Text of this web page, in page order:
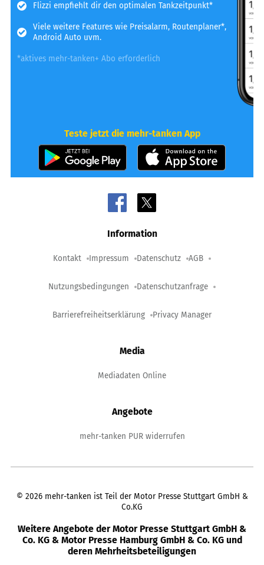
Flizzi empfiehlt dir den optimalen Tankzeitpunkt*
Viele weitere Features wie Preisalarm, Routenplaner*,
Android Auto uvm.
*aktives mehr-tanken+ Abo erforderlich
Teste jetzt die mehr-tanken App
Information
Kontakt Impressum Datenschutz AGB
Nutzungsbedingungen Datenschutzanfrage
Barrierefreiheitserklärung Privacy Manager
Media
Mediadaten Online
Angebote
mehr-tanken PUR widerrufen
© 2026 mehr-tanken ist Teil der Motor Presse Stuttgart GmbH &
Co.KG
Weitere Angebote der Motor Presse Stuttgart GmbH &
Co. KG & Motor Presse Hamburg GmbH & Co. KG und
deren Mehrheitsbeteiligungen